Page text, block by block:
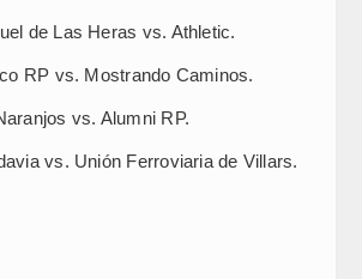
de Las Heras vs. Athletic.
RP vs. Mostrando Caminos.
vs. Alumni RP.
vs. Unión Ferroviaria de Villars.